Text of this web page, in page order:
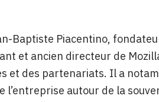
Baptiste Piacentino,
et ancien directeur de
et des partenariats. Il a
l’entreprise autour de la